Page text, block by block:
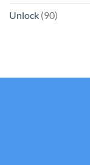
Unlock (90)